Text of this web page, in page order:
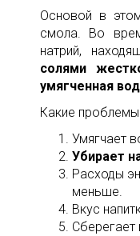
Основой в
смола. Во
натрий,
солями
умягченная
Какие
Умягчает
Убирает
Расходы
меньше.
Вкус
Сберегает